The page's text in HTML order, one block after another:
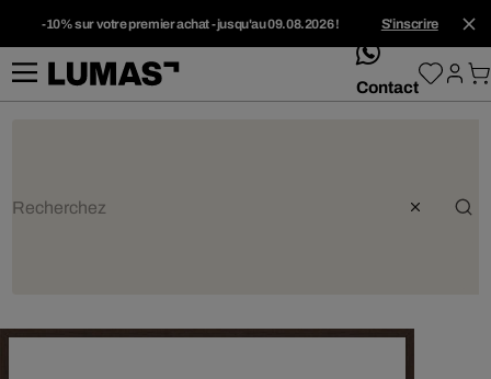
-10% sur votre premier achat - jusqu'au 09.08.2026 ! S'inscrire
whatsApp
Contact